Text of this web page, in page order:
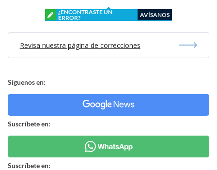
¿ENCONTRASTE UN
ERROR?
AVÍSANOS
Revisa nuestra página de correcciones
Síguenos en:
Suscríbete en:
Suscríbete en: